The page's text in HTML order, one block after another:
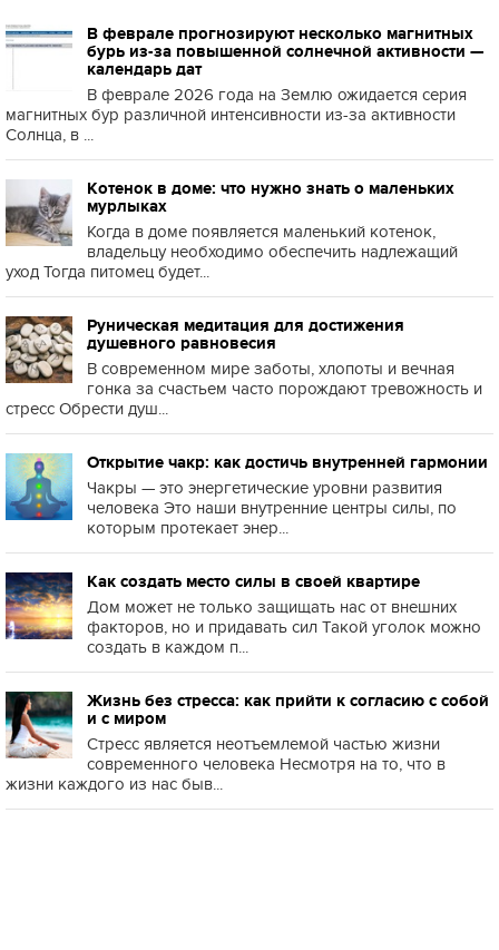
В феврале прогнозируют несколько магнитных
бурь из-за повышенной солнечной активности —
календарь дат
В феврале 2026 года на Землю ожидается серия
магнитных бур различной интенсивности из-за активности
Солнца, в ...
Котенок в доме: что нужно знать о маленьких
мурлыках
Когда в доме появляется маленький котенок,
владельцу необходимо обеспечить надлежащий
уход Тогда питомец будет...
Руническая медитация для достижения
душевного равновесия
В современном мире заботы, хлопоты и вечная
гонка за счастьем часто порождают тревожность и
стресс Обрести душ...
Открытие чакр: как достичь внутренней гармонии
Чакры — это энергетические уровни развития
человека Это наши внутренние центры силы, по
которым протекает энер...
Как создать место силы в своей квартире
Дом может не только защищать нас от внешних
факторов, но и придавать сил Такой уголок можно
создать в каждом п...
Жизнь без стресса: как прийти к согласию с собой
и с миром
Стресс является неотъемлемой частью жизни
современного человека Несмотря на то, что в
жизни каждого из нас быв...